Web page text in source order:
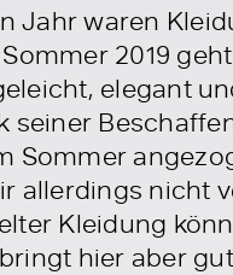
Jahr waren
2019
elegant
seiner
Sommer
allerdings nicht
Kleidung
hier aber